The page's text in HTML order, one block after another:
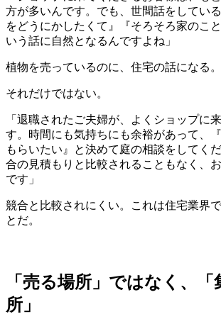
方が多いんです。でも、世間話をしてい
をどうにかしたくて』『そろそろ家のこ
いう話に自然となるんですよね」
植物を売っているのに、住宅の話になる。
それだけではない。
「退職されたご夫婦が、よくショップに
す。時間にも気持ちにも余裕があって、
もらいたい』と決めて庭の相談をしてく
合の見積もりと比較されることもなく、
です」
競合と比較されにくい。これは住宅業界
とだ。
「売る場所」ではなく、
所」